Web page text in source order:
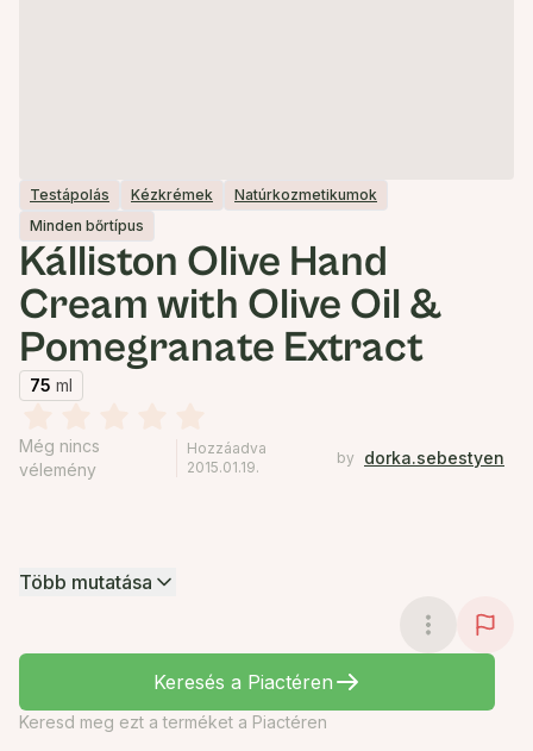
Testápolás Kézkrémek
Natúrkozmetikumok
Minden bőrtípus
Kálliston Olive Hand
Cream with Olive Oil &
Pomegranate Extract
75 ml
Még nincs
vélemény
Hozzáadva
2015.01.19.
by dorka.sebestyen
Több mutatása
Keresés a Piactéren
Keresd meg ezt a terméket a Piactéren